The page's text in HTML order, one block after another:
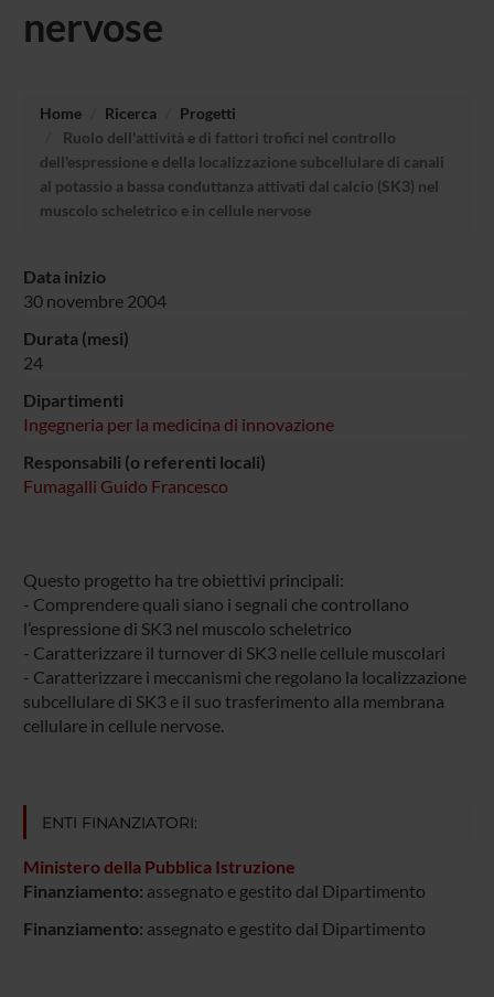
nervose
Home Ricerca
Progetti
Ruolo dell'attività e di fattori trofici nel controllo
dell'espressione e della localizzazione subcellulare di canali
al potassio a bassa conduttanza attivati dal calcio (SK3) nel
muscolo scheletrico e in cellule nervose
Data inizio
30 novembre 2004
Durata (mesi)
24
Dipartimenti
Ingegneria per la medicina di innovazione
Responsabili (o referenti locali)
Fumagalli Guido Francesco
Questo progetto ha tre obiettivi principali:
- Comprendere quali siano i segnali che controllano
l’espressione di SK3 nel muscolo scheletrico
- Caratterizzare il turnover di SK3 nelle cellule muscolari
- Caratterizzare i meccanismi che regolano la localizzazione
subcellulare di SK3 e il suo trasferimento alla membrana
cellulare in cellule nervose.
ENTI FINANZIATORI:
Ministero della Pubblica Istruzione
Finanziamento: assegnato e gestito dal Dipartimento
Finanziamento: assegnato e gestito dal Dipartimento